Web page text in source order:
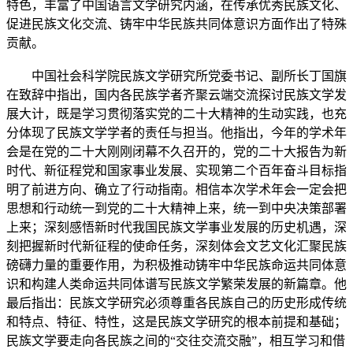
特色，丰富了中国语言文学研究内涵，在传承优秀民族文化、
促进民族文化交流、铸牢中华民族共同体意识方面作出了特殊
贡献。
中国社会科学院民族文学研究所党委书记、副所长丁国旗
在致辞中指出，国内各民族学者齐聚云端交流探讨民族文学发
展大计，既是学习贯彻落实党的二十大精神的生动实践，也充
分体现了民族文学学者的责任与担当。他指出，今年的学术年
会是在党的二十大刚刚闭幕不久召开的，党的二十大报告为新
时代、新征程党和国家事业发展、实现第二个百年奋斗目标指
明了前进方向、确立了行动指南。相信本次学术年会一定会把
思想和行动统一到党的二十大精神上来，统一到中央决策部署
上来；深刻感悟新时代我国民族文学事业发展的历史机遇，深
刻把握新时代新征程的使命任务，深刻体会文艺文化汇聚民族
磅礴力量的重要作用，为积极推动铸牢中华民族命运共同体意
识和构建人类命运共同体谱写民族文学繁荣发展的新篇章。他
最后指出：民族文学研究必须尊重各民族自己的历史形成传统
和特点、特征、特性，这是民族文学研究的根本前提和基础；
民族文学要走向各民族之间的“交往交流交融”，相互学习和借